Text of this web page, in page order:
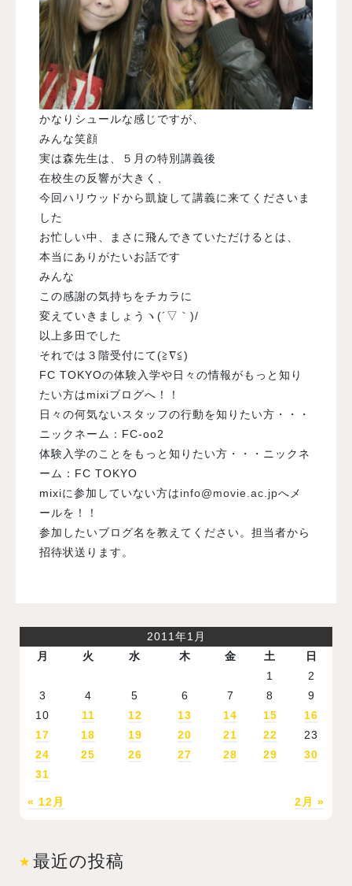
かなりシュールな感じですが、
みんな笑顔
実は森先生は、５月の特別講義後
在校生の反響が大きく、
今回ハリウッドから凱旋して講義に来てくださいま
した
お忙しい中、まさに飛んできていただけるとは、
本当にありがたいお話です
みんな
この感謝の気持ちをチカラに
変えていきましょうヽ(´▽｀)/
以上多田でした
それでは３階受付にて(≧∇≦)
FC TOKYOの体験入学や日々の情報がもっと知り
たい方はmixiブログへ！！
日々の何気ないスタッフの行動を知りたい方・・・
ニックネーム： FC-oo2
体験入学のことをもっと知りたい方・・・ニックネ
ーム： FC TOKYO
mixiに参加していない方はinfo@movie.ac.jpへメ
ールを！！
参加したいブログ名を教えてください。担当者から
招待状送ります。
2011年1月
月
火 水 木 金 土 日
« 12月 2月 »
1
2
3
4 5 6 7 8
9
10
11 12 13 14 15
16
17
18 19 20 21 22
23
24
25 26 27 28 29
30
31
最近の投稿